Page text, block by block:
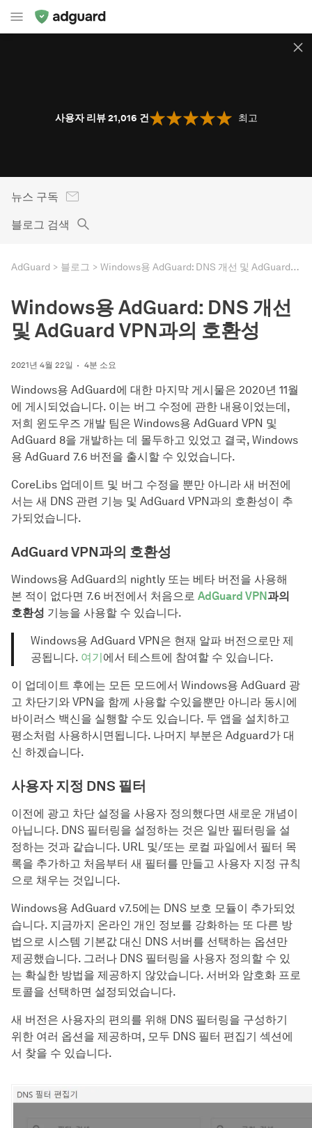
사용자 리뷰 21,016 건 최고
뉴스 구독
블로그 검색
AdGuard 블로그 Windows용 AdGuard: DNS 개선 및 AdGuard VPN과의 호환성
Windows용 AdGuard: DNS 개선
및 AdGuard VPN과의 호환성
2021년 4월 22일 4분 소요
Windows용 AdGuard에 대한 마지막 게시물은 2020년 11월
에 게시되었습니다. 이는 버그 수정에 관한 내용이었는데,
저희 윈도우즈 개발 팀은 Windows용 AdGuard VPN 및
AdGuard 8을 개발하는 데 몰두하고 있었고 결국, Windows
용 AdGuard 7.6 버전을 출시할 수 있었습니다.
CoreLibs 업데이트 및 버그 수정을 뿐만 아니라 새 버전에
서는 새 DNS 관련 기능 및 AdGuard VPN과의 호환성이 추
가되었습니다.
AdGuard VPN과의 호환성
Windows용 AdGuard의 nightly 또는 베타 버전을 사용해
본 적이 없다면 7.6 버전에서 처음으로 AdGuard VPN과의
호환성 기능을 사용할 수 있습니다.
Windows용 AdGuard VPN은 현재 알파 버전으로만 제
공됩니다. 여기에서 테스트에 참여할 수 있습니다.
이 업데이트 후에는 모든 모드에서 Windows용 AdGuard 광
고 차단기와 VPN을 함께 사용할 수있을뿐만 아니라 동시에
바이러스 백신을 실행할 수도 있습니다. 두 앱을 설치하고
평소처럼 사용하시면됩니다. 나머지 부분은 Adguard가 대
신 하겠습니다.
사용자 지정 DNS 필터
이전에 광고 차단 설정을 사용자 정의했다면 새로운 개념이
아닙니다. DNS 필터링을 설정하는 것은 일반 필터링을 설
정하는 것과 같습니다. URL 및/또는 로컬 파일에서 필터 목
록을 추가하고 처음부터 새 필터를 만들고 사용자 지정 규칙
으로 채우는 것입니다.
Windows용 AdGuard v7.5에는 DNS 보호 모듈이 추가되었
습니다. 지금까지 온라인 개인 정보를 강화하는 또 다른 방
법으로 시스템 기본값 대신 DNS 서버를 선택하는 옵션만
제공했습니다. 그러나 DNS 필터링을 사용자 정의할 수 있
는 확실한 방법을 제공하지 않았습니다. 서버와 암호화 프로
토콜을 선택하면 설정되었습니다.
새 버전은 사용자의 편의를 위해 DNS 필터링을 구성하기
위한 여러 옵션을 제공하며, 모두 DNS 필터 편집기 섹션에
서 찾을 수 있습니다.